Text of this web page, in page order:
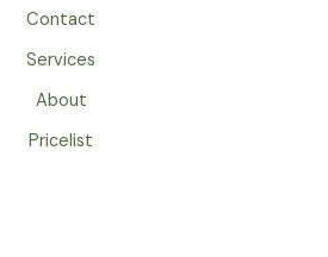
Contact
Services
About
Pricelist